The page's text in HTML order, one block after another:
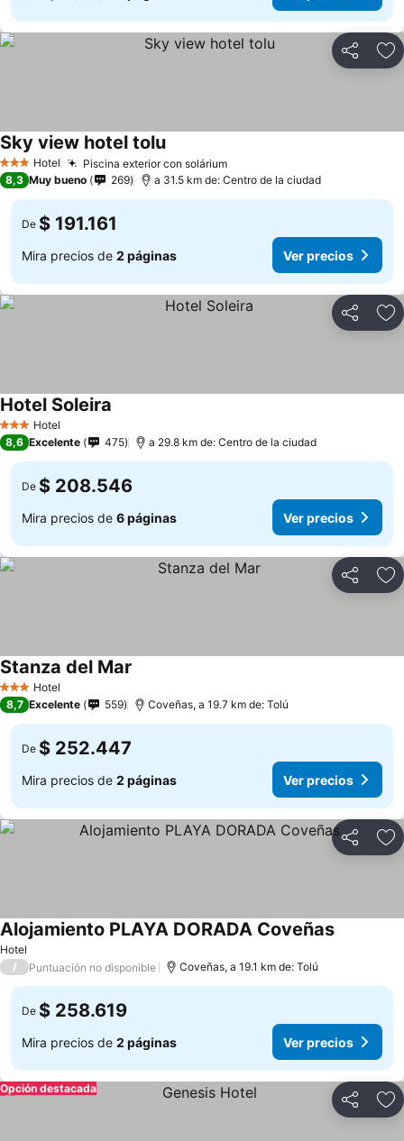
Compartir
3 Estrellas
Hotel Piscina exterior con solárium
Sky view hotel tolu
8,3 Muy bueno 269 a 31.5 km de: Centro de la ciudad
De $ 191.161
Mira precios de 2 páginas Ver precios
Compartir
3 Estrellas
Hotel
Hotel Soleira
8,6 Excelente 475 a 29.8 km de: Centro de la ciudad
De $ 208.546
Mira precios de 6 páginas Ver precios
Compartir
3 Estrellas
Hotel
Stanza del Mar
8,7 Excelente 559 Coveñas, a 19.7 km de: Tolú
De $ 252.447
Mira precios de 2 páginas Ver precios
Compartir
Hotel
Alojamiento PLAYA DORADA Coveñas
/ Puntuación no disponible Coveñas, a 19.1 km de: Tolú
De $ 258.619
Mira precios de 2 páginas Ver precios
Compartir
Opción destacada